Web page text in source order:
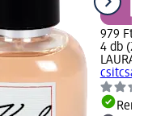
979 Ft
4 db
LAURA
csitcsat,